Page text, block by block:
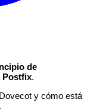
de
Postfix.
y cómo está